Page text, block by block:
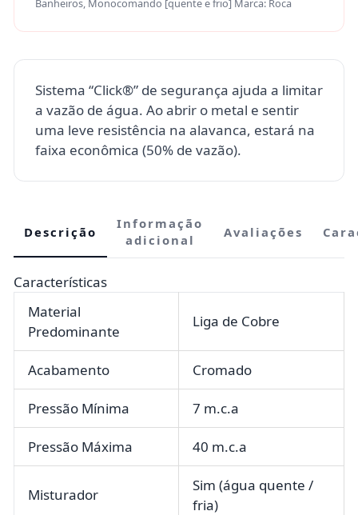
Banheiros, Monocomando [quente e frio] Marca: Roca
Sistema “Click®” de segurança ajuda a limitar
a vazão de água. Ao abrir o metal e sentir
uma leve resistência na alavanca, estará na
faixa econômica (50% de vazão).
Descrição
Informação
adicional
Avaliações
Características
Material
Predominante
Liga de Cobre
Acabamento Cromado
Pressão Mínima 7 m.c.a
Pressão Máxima 40 m.c.a
Misturador
Sim (água quente /
fria)